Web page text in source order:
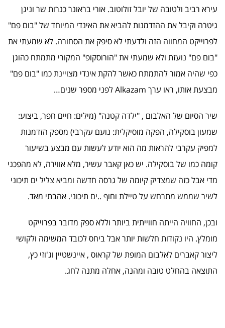
עירא רביב ולטובה של יובל זולוטוב. אורי בראונר כנרות שר וניגן
גיטרה וקיבל את ההזדמנות להביא את האינדי המיוחד של "בום פם"
לפרוייקט המחווה הזה ולדעתי לא סיפק את הסחורה. לא שמעתי את
"בום פם" נועזת ולא שמעתי את "הורוסקופ" המקורי מתמתח כהוגן
כפי שהיה אמור להתמתח כאשר להקת אינדי מצויינת כמו "בום פם"
מבצעת אותו, ראו ערך Alkazam לפני מספר שנים…
שיר הסיום של האלבום , "ילדה קטנה" (מילים: חיים חפר, ביצוע:
שמעון בוסקילה, הפקה מוסיקלית: נועם עקרבי) מספק הזדמנות
למפיק עקרבי להראות מה הוא יודע לעשות עם מבצע בשיעור
קומה כמו של בוסקילה. יש כאן קאבר עשיר, מלא אווירה, לא מהפכני
מדי אבל כזה שמצדיק קיומה של גרסה חדשה ומביא צליל ים תיכוני
לשיר שממש מתרחש על טיילת וחוף ..ים תיכוני. אהבתי מאד.
ובכן, החוויה הייתה חווייתית ביותר וללא ספק מדובר בפרוייקט
מומלץ. היו נקודות חלשות יותר אבל ביחס לכובד המשימה ולקושי
ליצור קאברים לאלבום המופת של קראוס , איינשטיין וג'וזי כץ,
התוצאה בהחלט טובה ומהנה, אחלה מתנה לחג.